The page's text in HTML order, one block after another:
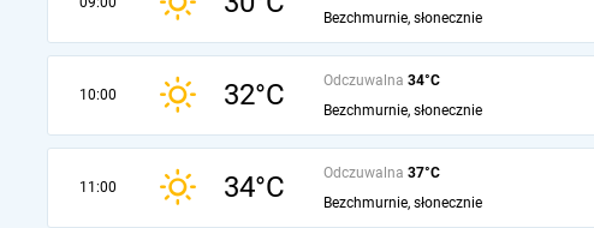
Bezchmurnie, słonecznie
10:00 32°C Odczuwalna 34°C
Bezchmurnie, słonecznie
11:00 34°C Odczuwalna 37°C
Bezchmurnie, słonecznie